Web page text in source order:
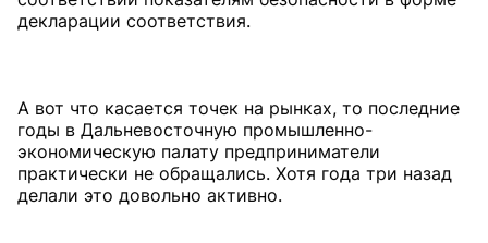
декларации соответствия.
А вот что касается точек на рынках, то последние
годы в Дальневосточную промышленно-
экономическую палату предприниматели
практически не обращались. Хотя года три назад
делали это довольно активно.